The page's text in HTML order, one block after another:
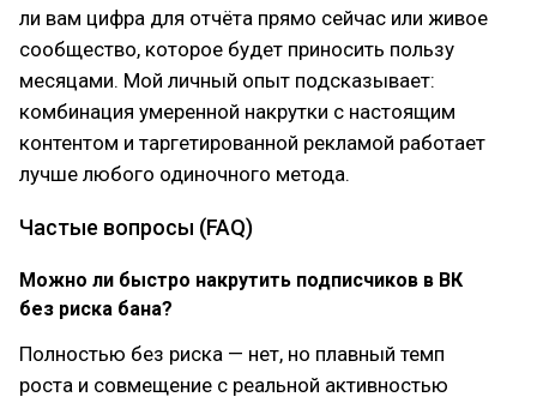
ли вам цифра для отчёта прямо сейчас или живое
сообщество, которое будет приносить пользу
месяцами. Мой личный опыт подсказывает:
комбинация умеренной накрутки с настоящим
контентом и таргетированной рекламой работает
лучше любого одиночного метода.
Частые вопросы (FAQ)
Можно ли быстро накрутить подписчиков в ВК
без риска бана?
Полностью без риска — нет, но плавный темп
роста и совмещение с реальной активностью